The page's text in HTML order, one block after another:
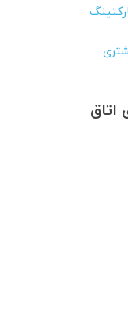
اتاق